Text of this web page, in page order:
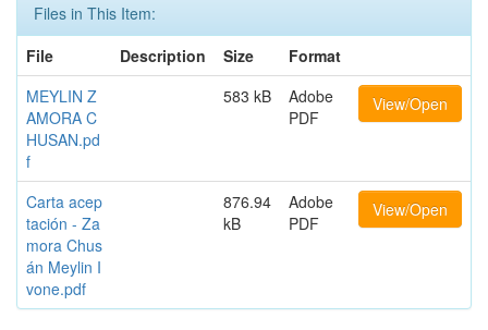
Files in This Item:
File
Description Size
Format
MEYLIN Z
AMORA C
HUSAN.pd
f
583 kB
Adobe
PDF
View/Open
Carta acep
tación - Za
mora Chus
án Meylin I
vone.pdf
876.94
kB
Adobe
PDF
View/Open